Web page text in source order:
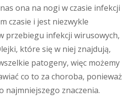
ona na nogi w czasie infekcji
czasie i jest niezwykle
przebiegu infekcji wirusowych,
które się w niej znajdują,
patogeny, więc możemy
co to za choroba, ponieważ
najmniejszego znaczenia.